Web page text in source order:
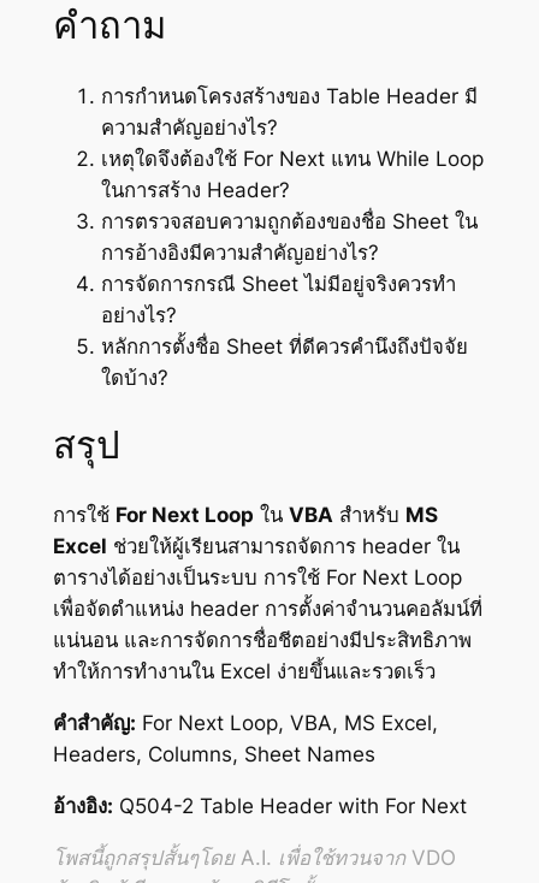
คำถาม
การกำหนดโครงสร้างของ Table Header มี
ความสำคัญอย่างไร?
เหตุใดจึงต้องใช้ For Next แทน While Loop
ในการสร้าง Header?
การตรวจสอบความถูกต้องของชื่อ Sheet ใน
การอ้างอิงมีความสำคัญอย่างไร?
การจัดการกรณี Sheet ไม่มีอยู่จริงควรทำ
อย่างไร?
หลักการตั้งชื่อ Sheet ที่ดีควรคำนึงถึงปัจจัย
ใดบ้าง?
สรุป
การใช้ For Next Loop ใน VBAสำหรับ MS
Excel ช่วยให้ผู้เรียนสามารถจัดการ header ใน
ตารางได้อย่างเป็นระบบ การใช้ For Next Loop
เพื่อจัดตำแหน่ง header การตั้งค่าจำนวนคอลัมน์ที่
แน่นอน และการจัดการชื่อชีตอย่างมีประสิทธิภาพ
ทำให้การทำงานใน Excel ง่ายขึ้นและรวดเร็ว
คำสำคัญ: For Next Loop, VBA, MS Excel,
Headers, Columns, Sheet Names
อ้างอิง: Q504-2 Table Header with For Next
โพสนี้ถูกสรุปสั้นๆโดย A.I. เพื่อใช้ทวนจาก VDO